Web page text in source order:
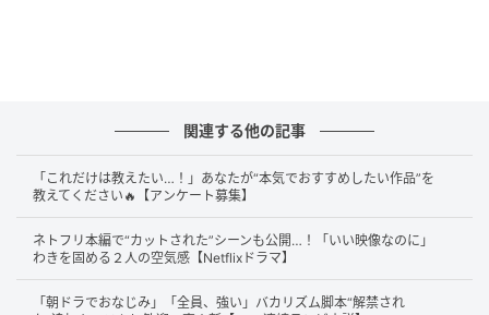
高橋一生(C)SANKEI
関連する他の記事
「これだけは教えたい…！」あなたが“本気でおすすめしたい作品”を
教えてください🔥【アンケート募集】
ネトフリ本編で“カットされた”シーンも公開…！「いい映像なのに」
わきを固める２人の空気感【Netflixドラマ】
「朝ドラでおなじみ」「全員、強い」バカリズム脚本“解禁され